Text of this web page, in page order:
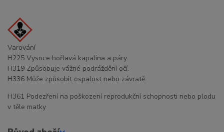
Varování
H225 Vysoce hořlavá kapalina a páry.
H319 Způsobuje vážné podráždění očí.
H336 Může způsobit ospalost nebo závratě.
H361 Podezření na poškození reprodukční schopnosti nebo plodu
v těle matky